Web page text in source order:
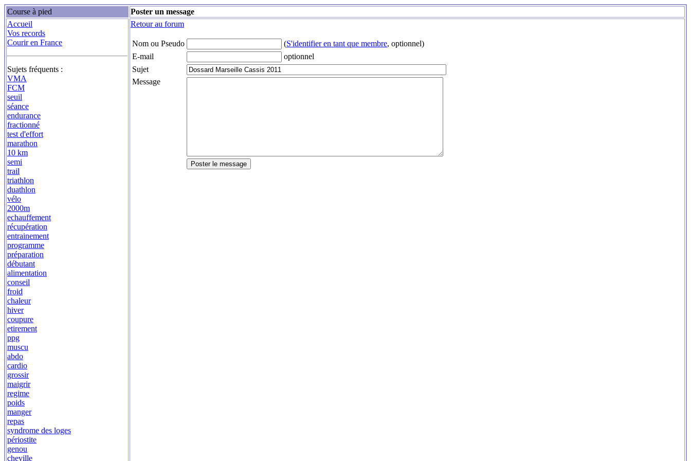
Course à pied
Poster un message
Accueil
Vos records
Courir en France
Sujets fréquents :
VMA
FCM
seuil
séance
endurance
fractionné
test d'effort
marathon
10 km
semi
trail
triathlon
duathlon
vélo
2000m
echauffement
récupération
entrainement
programme
préparation
débutant
alimentation
conseil
froid
chaleur
hiver
coupure
etirement
ppg
muscu
abdo
cardio
grossir
maigrir
regime
poids
manger
repas
syndrome des loges
périostite
genou
cheville
Retour au forum
Nom ou Pseudo (S'identifier en tant que membre, optionnel)
E-mail
optionnel
Sujet
Message